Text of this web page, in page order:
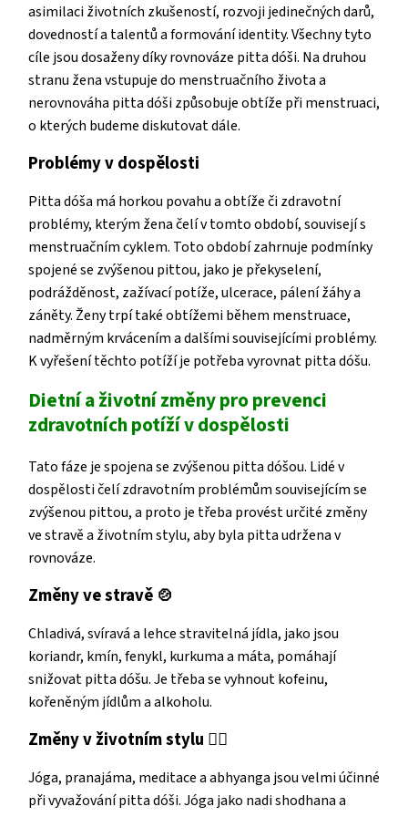
asimilaci životních zkušeností, rozvoji jedinečných darů,
dovedností a talentů a formování identity. Všechny tyto
cíle jsou dosaženy díky rovnováze pitta dóši. Na druhou
stranu žena vstupuje do menstruačního života a
nerovnováha pitta dóši způsobuje obtíže při menstruaci,
o kterých budeme diskutovat dále.
Problémy v dospělosti
Pitta dóša má horkou povahu a obtíže či zdravotní
problémy, kterým žena čelí v tomto období, souvisejí s
menstruačním cyklem. Toto období zahrnuje podmínky
spojené se zvýšenou pittou, jako je překyselení,
podrážděnost, zažívací potíže, ulcerace, pálení žáhy a
záněty. Ženy trpí také obtížemi během menstruace,
nadměrným krvácením a dalšími souvisejícími problémy.
K vyřešení těchto potíží je potřeba vyrovnat pitta dóšu.
Dietní a životní změny pro prevenci
zdravotních potíží v dospělosti
Tato fáze je spojena se zvýšenou pitta dóšou. Lidé v
dospělosti čelí zdravotním problémům souvisejícím se
zvýšenou pittou, a proto je třeba provést určité změny
ve stravě a životním stylu, aby byla pitta udržena v
rovnováze.
Změny ve stravě 🍲
Chladivá, svíravá a lehce stravitelná jídla, jako jsou
koriandr, kmín, fenykl, kurkuma a máta, pomáhají
snižovat pitta dóšu. Je třeba se vyhnout kofeinu,
kořeněným jídlům a alkoholu.
Změny v životním stylu 🧘‍♀️
Jóga, pranajáma, meditace a abhyanga jsou velmi účinné
při vyvažování pitta dóši. Jóga jako nadi shodhana a